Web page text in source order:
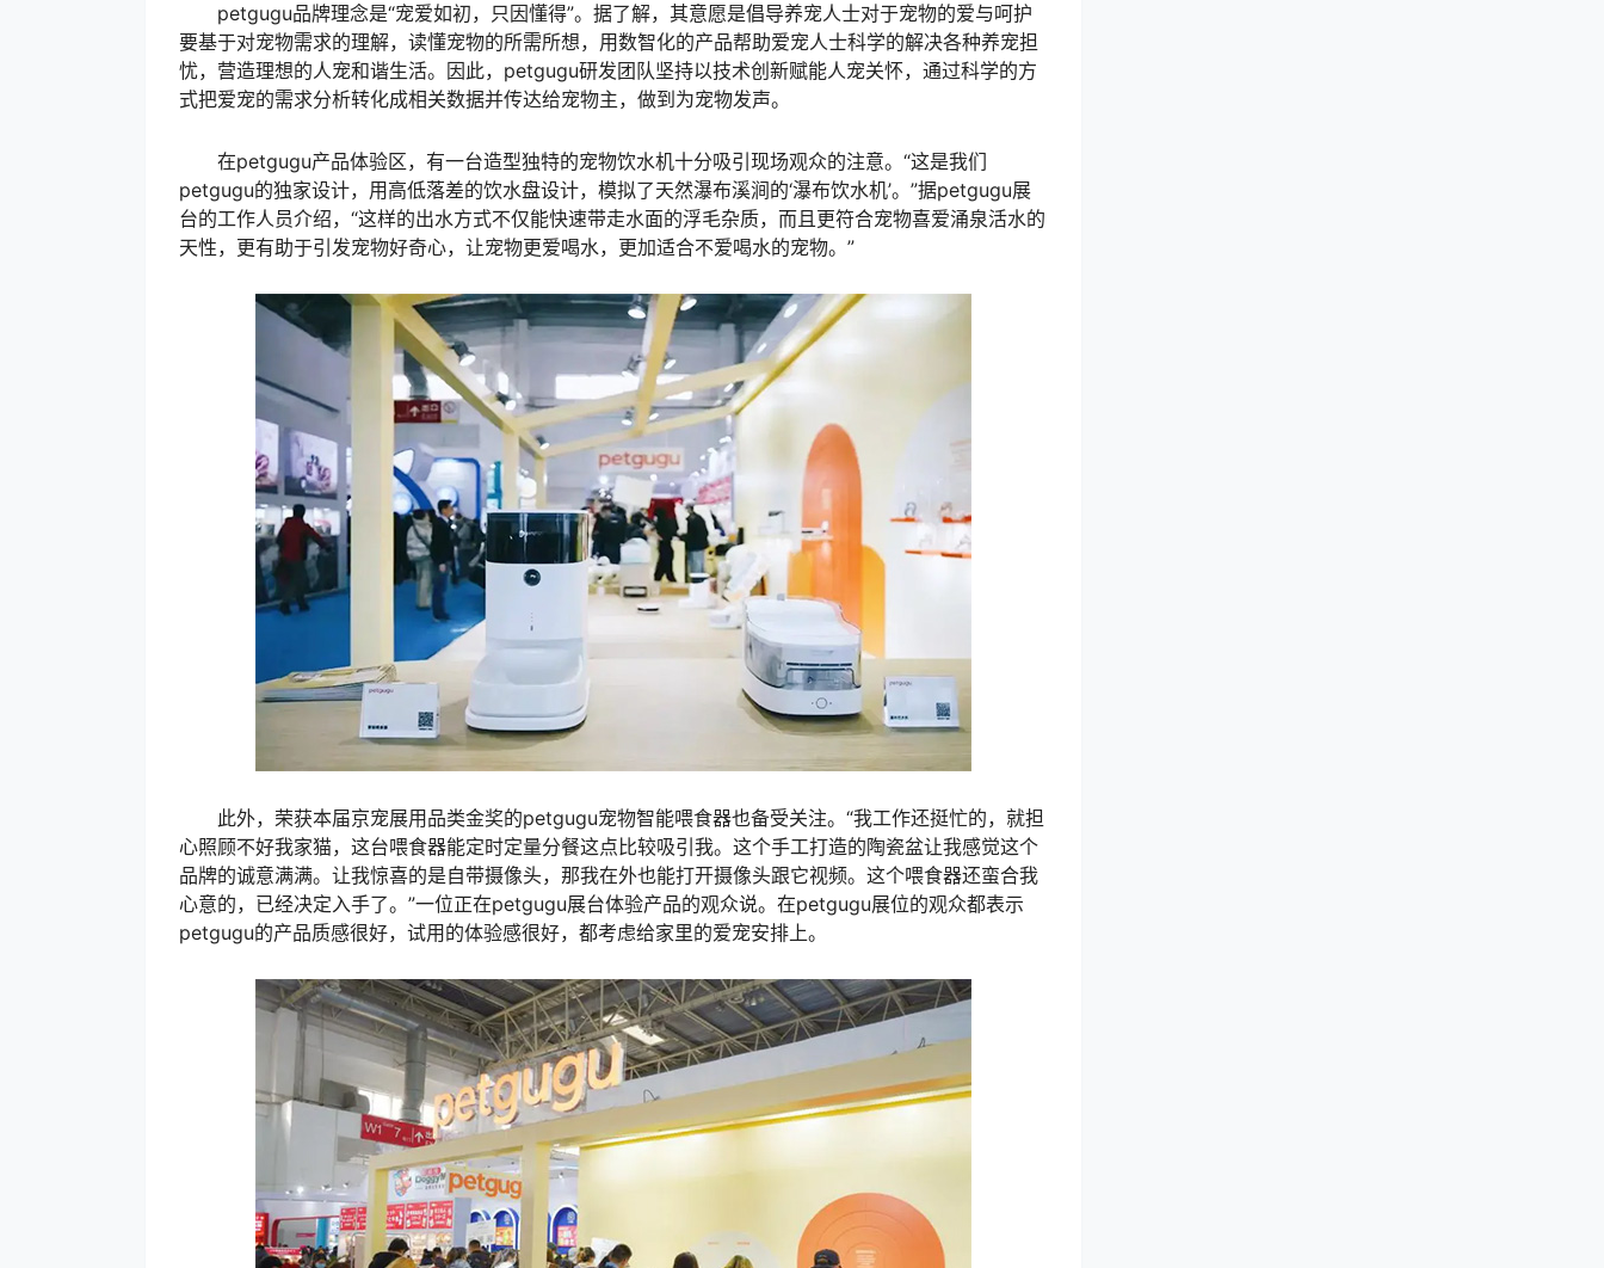
petgugu品牌理念是“宠爱如初，只因懂得”。据了解，其意愿是倡导养宠人士对于宠物的爱与呵护
要基于对宠物需求的理解，读懂宠物的所需所想，用数智化的产品帮助爱宠人士科学的解决各种养宠担
忧，营造理想的人宠和谐生活。因此，petgugu研发团队坚持以技术创新赋能人宠关怀，通过科学的方
式把爱宠的需求分析转化成相关数据并传达给宠物主，做到为宠物发声。
在petgugu产品体验区，有一台造型独特的宠物饮水机十分吸引现场观众的注意。“这是我们
petgugu的独家设计，用高低落差的饮水盘设计，模拟了天然瀑布溪涧的‘瀑布饮水机’。”据petgugu展
台的工作人员介绍，“这样的出水方式不仅能快速带走水面的浮毛杂质，而且更符合宠物喜爱涌泉活水的
天性，更有助于引发宠物好奇心，让宠物更爱喝水，更加适合不爱喝水的宠物。”
此外，荣获本届京宠展用品类金奖的petgugu宠物智能喂食器也备受关注。“我工作还挺忙的，就担
心照顾不好我家猫，这台喂食器能定时定量分餐这点比较吸引我。这个手工打造的陶瓷盆让我感觉这个
品牌的诚意满满。让我惊喜的是自带摄像头，那我在外也能打开摄像头跟它视频。这个喂食器还蛮合我
心意的，已经决定入手了。”一位正在petgugu展台体验产品的观众说。在petgugu展位的观众都表示
petgugu的产品质感很好，试用的体验感很好，都考虑给家里的爱宠安排上。